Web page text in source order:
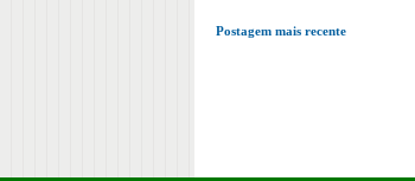
Postagem mais recente